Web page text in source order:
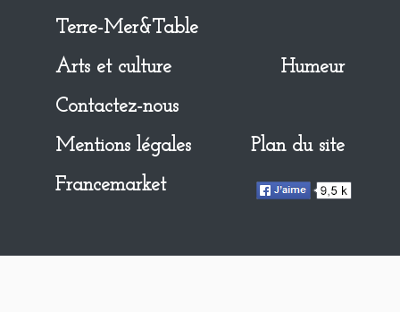
Terre-Mer&Table
Arts et culture
Humeur
Contactez-nous
Mentions légales
Plan du site
Francemarket